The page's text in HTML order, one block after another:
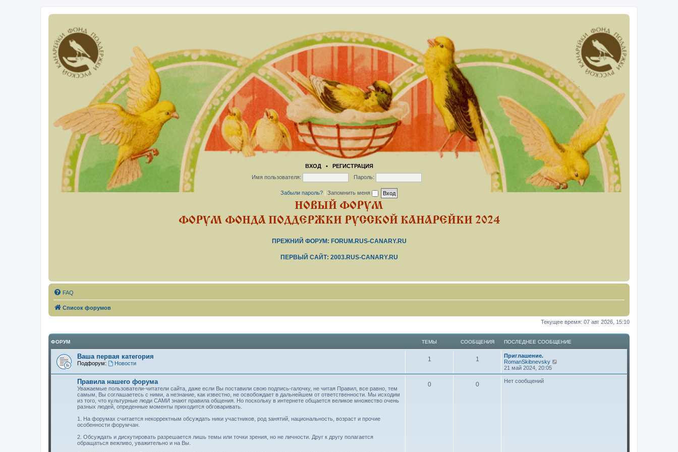
ВХОД• РЕГИСТРАЦИЯ
Имя пользователя:
Пароль:
Забыли пароль? | Запомнить меня
НОВЫЙ ФОРУМ
ФОРУМ ФОНДА ПОДДЕРЖКИ РУССКОЙ КАНАРЕЙКИ 2024
ПРЕЖНИЙ ФОРУМ: FORUM.RUS-CANARY.RU
ПЕРВЫЙ САЙТ: 2003.RUS-CANARY.RU
FAQ
Список форумов
Текущее время: 07 авг 2026, 15:10
ФОРУМ ТЕМЫ СООБЩЕНИЯ ПОСЛЕДНЕЕ СООБЩЕНИЕ
Ваша первая категория
Подфорум: Новости
1 1
Приглашение.
RomanSkibnevsky
р
21 май 2024, 20:05
Правила нашего форума
Уважаемые пользователи-читатели сайта, даже если Вы поставили свою подпись-галочку, не читая Правил, все равно, тем
самым, Вы соглашаетесь с ними, а незнание, как известно, не освобождает в дальнейшем от ответственности. Мы исходим
из того, что культурные люди САМИ знают правила общения. Но поскольку в интернете общается великое множество очень
разных людей, опреденные моменты приходится обговаривать.
1. На форумах считается некорректным обсуждать ники участников, род занятий, национальность, возраст и прочие
особенности форумчан.
2. Обсуждать и дискутировать разрешается лишь темы или точки зрения, но не личности. Друг к другу полагается
обращаться вежливо, уважительно и на Вы.
0 0 Нет сообщений